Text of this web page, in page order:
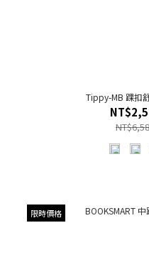
Tippy-MB 踝扣
限時價格